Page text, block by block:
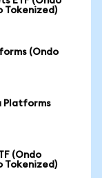
Tokenized)
(Ondo
Platforms
(Ondo
Tokenized)